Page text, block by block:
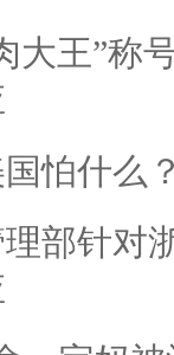
大王”称
怕什么
部针对